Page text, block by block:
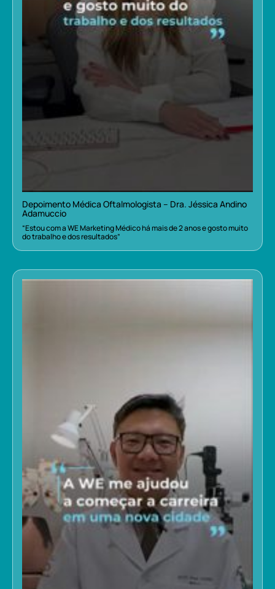
Depoimento Médica Oftalmologista – Dra. Jéssica Andino
Adamuccio
“Estou com a WE Marketing Médico há mais de 2 anos e gosto muito
do trabalho e dos resultados”